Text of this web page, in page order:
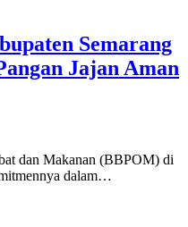
Semarang
Jajan Aman
dan Makanan (BBPOM) di
dalam…